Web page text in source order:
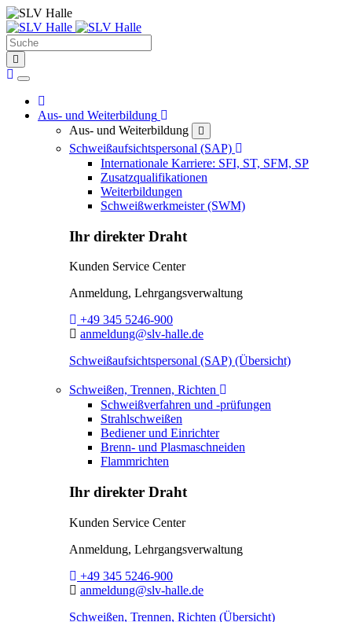
Suche
Home
Aus- und Weiterbildung
Aus- und Weiterbildung
Schweißaufsichtspersonal (SAP) Toggle Dropdown
Internationale Karriere: SFI, ST, SFM, SP
Zusatzqualifikationen
Weiterbildungen
Schweißwerkmeister (SWM)
Ihr direkter Draht
Kunden Service Center
Anmeldung, Lehrgangsverwaltung
Telefon:
+49 345 5246-900
E-Mail:
anmeldung@slv-halle.de
Schweißaufsichtspersonal (SAP) (Übersicht)
Schweißen, Trennen, Richten Toggle Dropdown
Schweißverfahren und -prüfungen
Strahlschweißen
Bediener und Einrichter
Brenn- und Plasmaschneiden
Flammrichten
Ihr direkter Draht
Kunden Service Center
Anmeldung, Lehrgangsverwaltung
Telefon:
+49 345 5246-900
E-Mail:
anmeldung@slv-halle.de
Schweißen, Trennen, Richten (Übersicht)